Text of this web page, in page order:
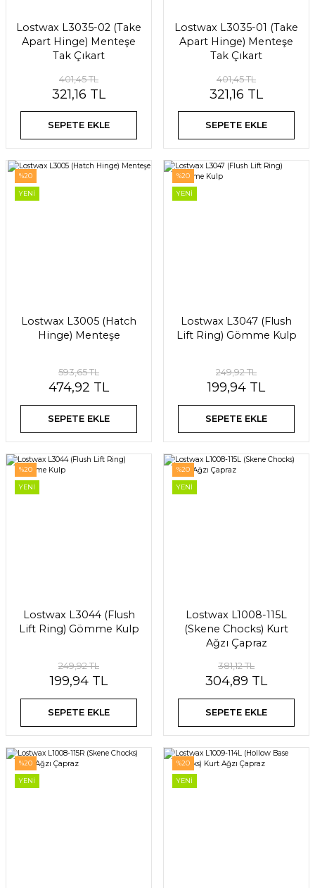
Lostwax L3035-02 (Take
Apart Hinge) Menteşe
Tak Çıkart
401,45 TL
321,16 TL
SEPETE EKLE
Lostwax L3035-01 (Take
Apart Hinge) Menteşe
Tak Çıkart
401,45 TL
321,16 TL
SEPETE EKLE
%20
YENİ
Lostwax L3005 (Hatch
Hinge) Menteşe
593,65 TL
474,92 TL
SEPETE EKLE
%20
YENİ
Lostwax L3047 (Flush
Lift Ring) Gömme Kulp
249,92 TL
199,94 TL
SEPETE EKLE
%20
YENİ
Lostwax L3044 (Flush
Lift Ring) Gömme Kulp
249,92 TL
199,94 TL
SEPETE EKLE
%20
YENİ
Lostwax L1008-115L
(Skene Chocks) Kurt
Ağzı Çapraz
381,12 TL
304,89 TL
SEPETE EKLE
%20
YENİ
%20
YENİ